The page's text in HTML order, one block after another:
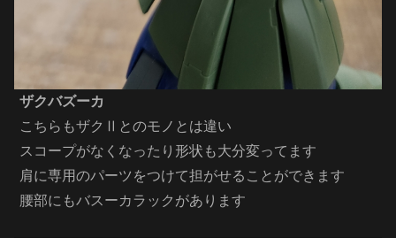
ザクバズーカ
こちらもザクⅡとのモノとは違い
スコープがなくなったり形状も大分変ってます
肩に専用のパーツをつけて担がせることができます
腰部にもバスーカラックがあります